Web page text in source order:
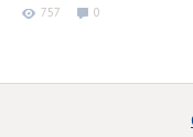
757 0